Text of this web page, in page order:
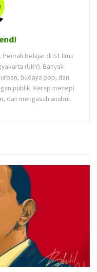
belajar di S1 Ilmu
(UNY). Banyak
budaya pop, dan
publik. Kerap menepi
dan mengasuh anabul.